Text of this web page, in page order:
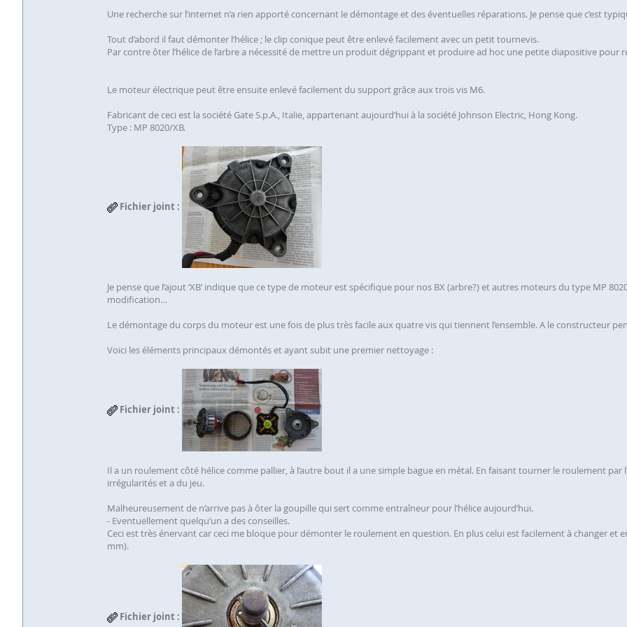
Une recherche sur l’internet n’a rien apporté concernant le démontage et des éventuelles réparations. Je pense que c’est
Tout d’abord il faut démonter l’hélice ; le clip conique peut être enlevé facilement avec un petit tournevis.
Par contre ôter l’hélice de l’arbre a nécessité de mettre un produit dégrippant et produire ad hoc une petite diapositive pour
Le moteur électrique peut être ensuite enlevé facilement du support grâce aux trois vis M6.
Fabricant de ceci est la société Gate S.p.A., Italie, appartenant aujourd’hui à la société Johnson Electric, Hong Kong.
Type : MP 8020/XB.
Fichier joint :
Je pense que l’ajout ‘XB’ indique que ce type de moteur est spécifique pour nos BX (arbre?) et autres moteurs du type MP
modification…
Le démontage du corps du moteur est une fois de plus très facile aux quatre vis qui tiennent l’ensemble. A le constructeur
Voici les éléments principaux démontés et ayant subit une premier nettoyage :
Fichier joint :
Il a un roulement côté hélice comme pallier, à l’autre bout il a une simple bague en métal. En faisant tourner le roulement par
irrégularités et a du jeu.
Malheureusement de n’arrive pas à ôter la goupille qui sert comme entraîneur pour l’hélice aujourd’hui.
- Eventuellement quelqu’un a des conseilles.
Ceci est très énervant car ceci me bloque pour démonter le roulement en question. En plus celui est facilement à changer et
mm).
Fichier joint :